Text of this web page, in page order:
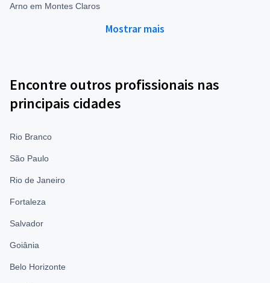
Arno em Montes Claros
Mostrar mais
Encontre outros profissionais nas
principais cidades
Rio Branco
São Paulo
Rio de Janeiro
Fortaleza
Salvador
Goiânia
Belo Horizonte